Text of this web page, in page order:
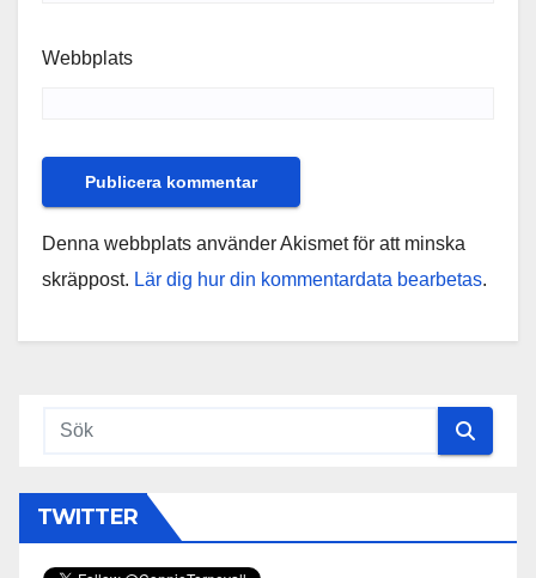
Webbplats
Denna webbplats använder Akismet för att minska
skräppost. Lär dig hur din kommentardata bearbetas.
TWITTER